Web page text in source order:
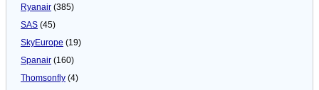
Ryanair (385)
SAS (45)
SkyEurope (19)
Spanair (160)
Thomsonfly (4)